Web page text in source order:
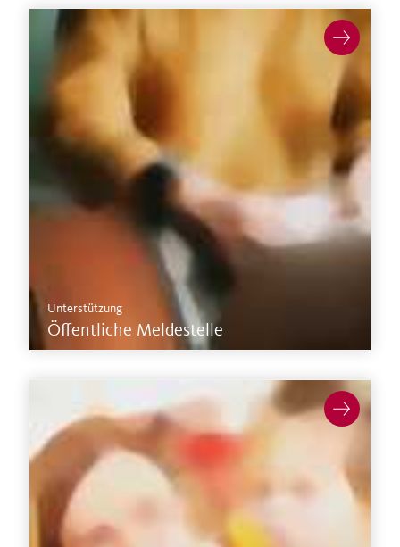
Unterstützung
Öffentliche Meldestelle
Mehr zur Stiftung >